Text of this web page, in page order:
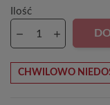
Ilość
CHWILOWO